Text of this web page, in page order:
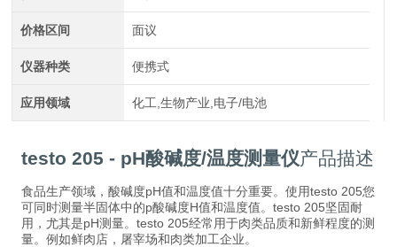
价格区间 面议
仪器种类 便携式
应用领域 化工,生物产业,电子/电池
testo 205 - pH酸碱度/温度测量仪产品描述
食品生产领域，酸碱度pH值和温度值十分重要。使用testo 205您
可同时测量半固体中的p酸碱度H值和温度值。testo 205坚固耐
用，尤其是pH测量。testo 205经常用于肉类品质和新鲜程度的测
量。例如鲜肉店，屠宰场和肉类加工企业。